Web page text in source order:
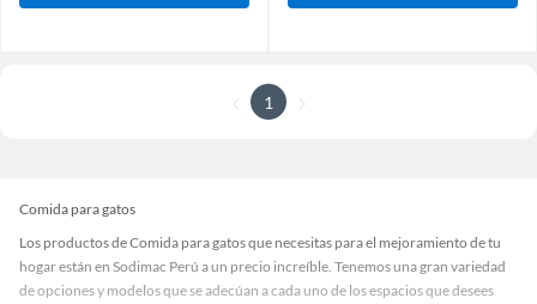
1
Comida para gatos
Los productos de Comida para gatos que necesitas para el mejoramiento de tu
hogar están en Sodimac Perú a un precio increíble. Tenemos una gran variedad
de opciones y modelos que se adecúan a cada uno de los espacios que desees